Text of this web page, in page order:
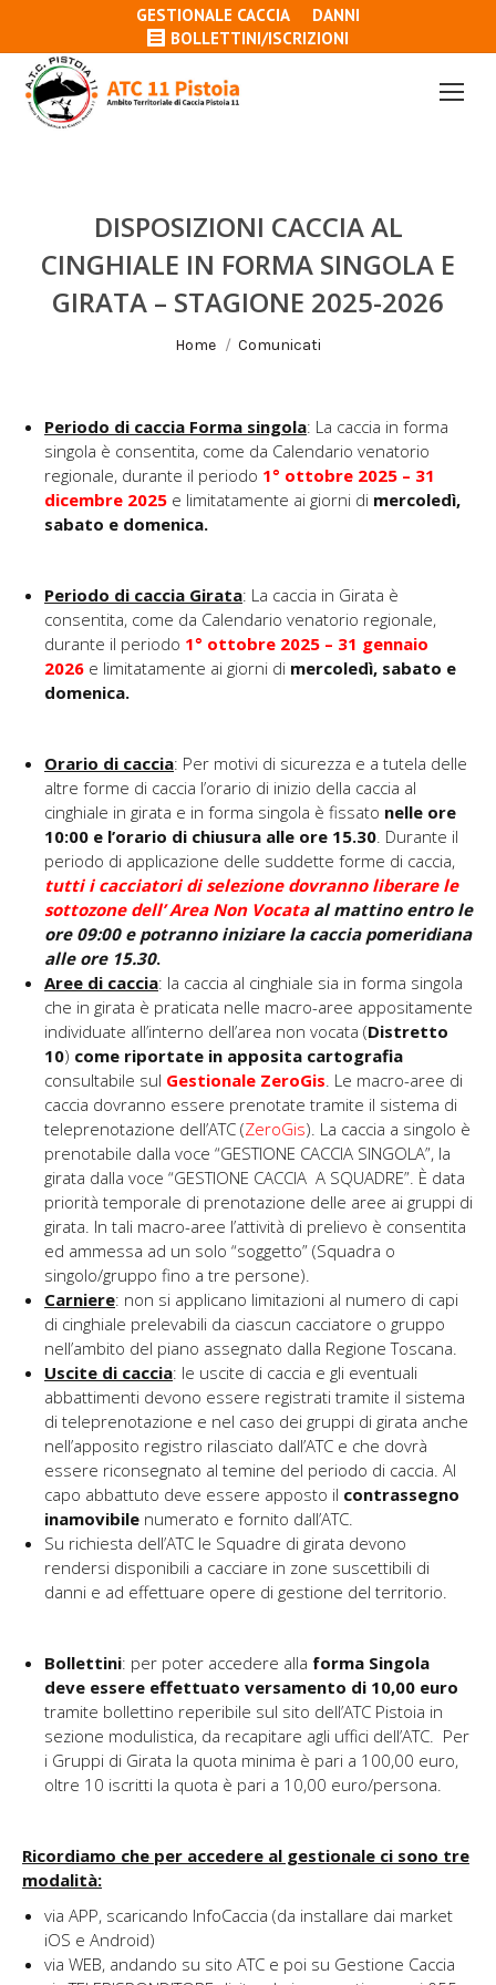
GESTIONALE CACCIA
DANNI
BOLLETTINI/ISCRIZIONI
DISPOSIZIONI CACCIA AL
CINGHIALE IN FORMA SINGOLA E
GIRATA – STAGIONE 2025-2026
Tu sei qui:
Home Comunicati
Periodo di caccia Forma singola: La caccia in forma
singola è consentita, come da Calendario venatorio
regionale, durante il periodo 1° ottobre 2025 – 31
dicembre 2025 e limitatamente ai giorni di mercoledì,
sabato e domenica.
Periodo di caccia Girata: La caccia in Girata è
consentita, come da Calendario venatorio regionale,
durante il periodo 1° ottobre 2025 – 31 gennaio
2026 e limitatamente ai giorni di mercoledì, sabato e
domenica.
Orario di caccia: Per motivi di sicurezza e a tutela delle
altre forme di caccia l’orario di inizio della caccia al
cinghiale in girata e in forma singola è fissato nelle ore
10:00 e l’orario di chiusura alle ore 15.30. Durante il
periodo di applicazione delle suddette forme di caccia,
tutti i cacciatori di selezione dovranno liberare le
sottozone dell’ Area Non Vocataal mattino entro le
ore 09:00 e potranno iniziare la caccia pomeridiana
alle ore 15.30.
Aree di caccia: la caccia al cinghiale sia in forma singola
che in girata è praticata nelle macro-aree appositamente
individuate all’interno dell’area non vocata (Distretto
10) come riportate in apposita cartografia
consultabile sul Gestionale ZeroGis. Le macro-aree di
caccia dovranno essere prenotate tramite il sistema di
teleprenotazione dell’ATC (ZeroGis). La caccia a singolo è
prenotabile dalla voce “GESTIONE CACCIA SINGOLA”, la
girata dalla voce “GESTIONE CACCIA A SQUADRE”. È data
priorità temporale di prenotazione delle aree ai gruppi di
girata. In tali macro-aree l’attività di prelievo è consentita
ed ammessa ad un solo “soggetto” (Squadra o
singolo/gruppo fino a tre persone).
Carniere: non si applicano limitazioni al numero di capi
di cinghiale prelevabili da ciascun cacciatore o gruppo
nell’ambito del piano assegnato dalla Regione Toscana.
Uscite di caccia: le uscite di caccia e gli eventuali
abbattimenti devono essere registrati tramite il sistema
di teleprenotazione e nel caso dei gruppi di girata anche
nell’apposito registro rilasciato dall’ATC e che dovrà
essere riconsegnato al temine del periodo di caccia. Al
capo abbattuto deve essere apposto il contrassegno
inamovibile numerato e fornito dall’ATC.
Su richiesta dell’ATC le Squadre di girata devono
rendersi disponibili a cacciare in zone suscettibili di
danni e ad effettuare opere di gestione del territorio.
Bollettini: per poter accedere alla forma Singola
deve essere effettuato versamento di 10,00 euro
tramite bollettino reperibile sul sito dell’ATC Pistoia in
sezione modulistica, da recapitare agli uffici dell’ATC. Per
i Gruppi di Girata la quota minima è pari a 100,00 euro,
oltre 10 iscritti la quota è pari a 10,00 euro/persona.
Ricordiamo che per accedere al gestionale ci sono tre
modalità:
via APP, scaricando InfoCaccia (da installare dai market
iOS e Android)
via WEB, andando su sito ATC e poi su Gestione Caccia